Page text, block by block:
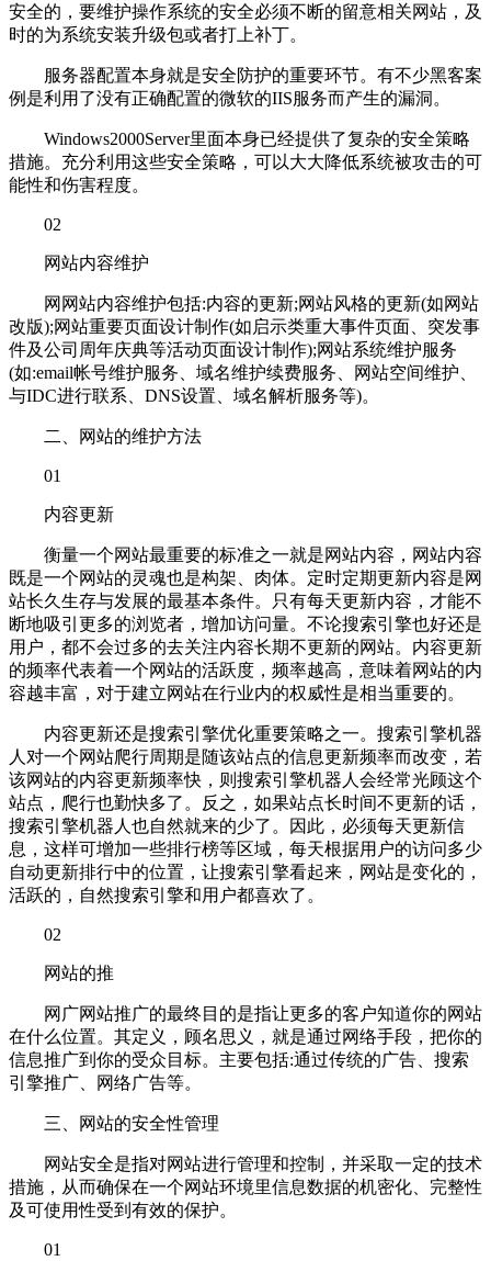
安全的，要维护操作系统的安全必须不断的留意相关网站，及
时的为系统安装升级包或者打上补丁。
服务器配置本身就是安全防护的重要环节。有不少黑客案
例是利用了没有正确配置的微软的IIS服务而产生的漏洞。
Windows2000Server里面本身已经提供了复杂的安全策略
措施。充分利用这些安全策略，可以大大降低系统被攻击的可
能性和伤害程度。
02
网站内容维护
网网站内容维护包括:内容的更新;网站风格的更新(如网站
改版);网站重要页面设计制作(如启示类重大事件页面、突发事
件及公司周年庆典等活动页面设计制作);网站系统维护服务
(如:email帐号维护服务、域名维护续费服务、网站空间维护、
与IDC进行联系、DNS设置、域名解析服务等)。
二、网站的维护方法
01
内容更新
衡量一个网站最重要的标准之一就是网站内容，网站内容
既是一个网站的灵魂也是构架、肉体。定时定期更新内容是网
站长久生存与发展的最基本条件。只有每天更新内容，才能不
断地吸引更多的浏览者，增加访问量。不论搜索引擎也好还是
用户，都不会过多的去关注内容长期不更新的网站。内容更新
的频率代表着一个网站的活跃度，频率越高，意味着网站的内
容越丰富，对于建立网站在行业内的权威性是相当重要的。
内容更新还是搜索引擎优化重要策略之一。搜索引擎机器
人对一个网站爬行周期是随该站点的信息更新频率而改变，若
该网站的内容更新频率快，则搜索引擎机器人会经常光顾这个
站点，爬行也勤快多了。反之，如果站点长时间不更新的话，
搜索引擎机器人也自然就来的少了。因此，必须每天更新信
息，这样可增加一些排行榜等区域，每天根据用户的访问多少
自动更新排行中的位置，让搜索引擎看起来，网站是变化的，
活跃的，自然搜索引擎和用户都喜欢了。
02
网站的推
网广网站推广的最终目的是指让更多的客户知道你的网站
在什么位置。其定义，顾名思义，就是通过网络手段，把你的
信息推广到你的受众目标。主要包括:通过传统的广告、搜索
引擎推广、网络广告等。
三、网站的安全性管理
网站安全是指对网站进行管理和控制，并采取一定的技术
措施，从而确保在一个网站环境里信息数据的机密化、完整性
及可使用性受到有效的保护。
01